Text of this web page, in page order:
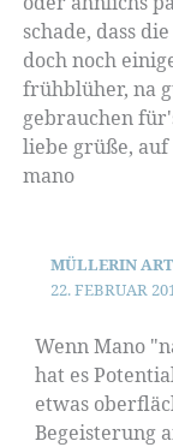
schade, dass
doch noch
frühblüher, na
gebrauchen
liebe grüße, auf
mano
MÜLLERIN ART
22. FEBRUAR
Wenn Mano
hat es
etwas
Begeisterung